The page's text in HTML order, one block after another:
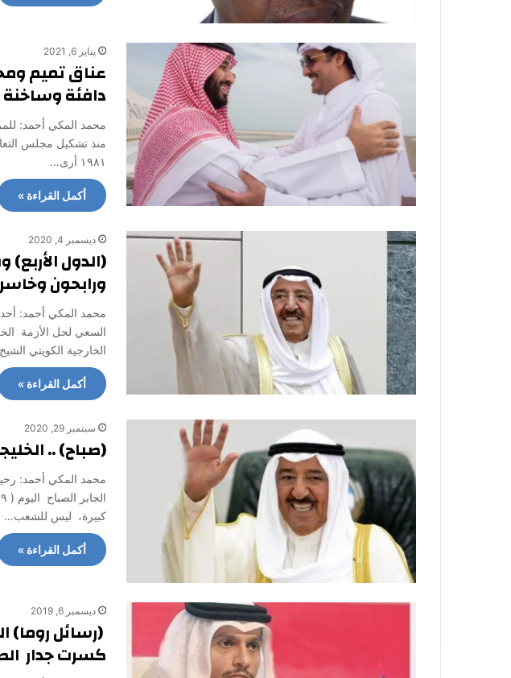
يناير 6, 2021
عناق تميم
دافئة وساخنة
محمد المكي أحمد:
منذ تشكيل مجلس
١٩٨١ أرى…
أكمل القراءة »
ديسمبر 4, 2020
(الدول
ورابحون
محمد المكي أحمد:
السعي لحل الأزمة
الخارجية الكويتي
أكمل القراءة »
سبتمبر 29, 2020
(صباح) ..
محمد المكي أحمد:
كبيرة، ليس للشعب…
أكمل القراءة »
ديسمبر 6, 2019
(رسائل روما)
كسرت جدار